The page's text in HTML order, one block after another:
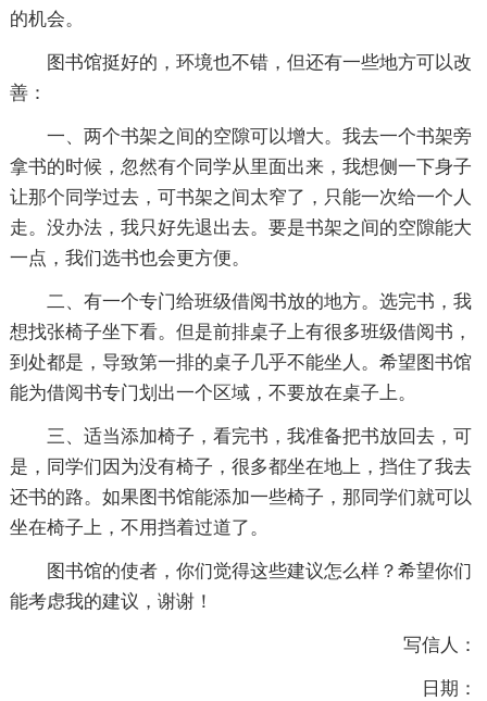
的机会。
图书馆挺好的，环境也不错，但还有一些地方可以改
善：
一、两个书架之间的空隙可以增大。我去一个书架旁
拿书的时候，忽然有个同学从里面出来，我想侧一下身子
让那个同学过去，可书架之间太窄了，只能一次给一个人
走。没办法，我只好先退出去。要是书架之间的空隙能大
一点，我们选书也会更方便。
二、有一个专门给班级借阅书放的地方。选完书，我
想找张椅子坐下看。但是前排桌子上有很多班级借阅书，
到处都是，导致第一排的桌子几乎不能坐人。希望图书馆
能为借阅书专门划出一个区域，不要放在桌子上。
三、适当添加椅子，看完书，我准备把书放回去，可
是，同学们因为没有椅子，很多都坐在地上，挡住了我去
还书的路。如果图书馆能添加一些椅子，那同学们就可以
坐在椅子上，不用挡着过道了。
图书馆的使者，你们觉得这些建议怎么样？希望你们
能考虑我的建议，谢谢！
写信人：
日期：